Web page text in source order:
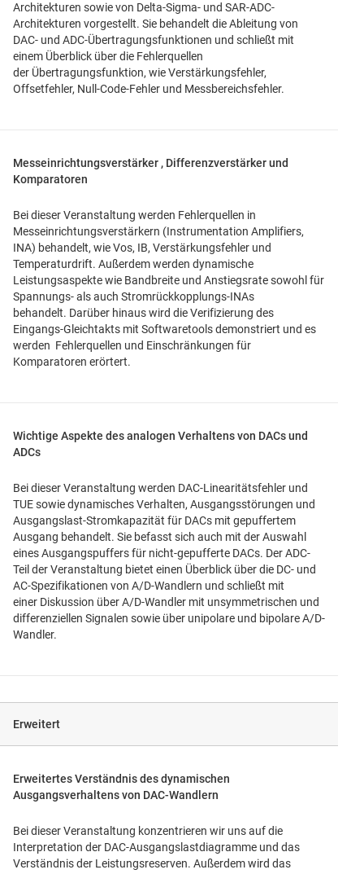
Architekturen sowie von Delta-Sigma- und SAR-ADC-
Architekturen vorgestellt. Sie behandelt die Ableitung von
DAC- und ADC-Übertragungsfunktionen und schließt mit
einem Überblick über die Fehlerquellen
der Übertragungsfunktion, wie Verstärkungsfehler,
Offsetfehler, Null-Code-Fehler und Messbereichsfehler.
Messeinrichtungsverstärker , Differenzverstärker und
Komparatoren
Bei dieser Veranstaltung werden Fehlerquellen in
Messeinrichtungsverstärkern (Instrumentation Amplifiers,
INA) behandelt, wie Vos, IB, Verstärkungsfehler und
Temperaturdrift. Außerdem werden dynamische
Leistungsaspekte wie Bandbreite und Anstiegsrate sowohl für
Spannungs- als auch Stromrückkopplungs-INAs
behandelt. Darüber hinaus wird die Verifizierung des
Eingangs-Gleichtakts mit Softwaretools demonstriert und es
werden Fehlerquellen und Einschränkungen für
Komparatoren erörtert.
Wichtige Aspekte des analogen Verhaltens von DACs und
ADCs
Bei dieser Veranstaltung werden DAC-Linearitätsfehler und
TUE sowie dynamisches Verhalten, Ausgangsstörungen und
Ausgangslast-Stromkapazität für DACs mit gepuffertem
Ausgang behandelt. Sie befasst sich auch mit der Auswahl
eines Ausgangspuffers für nicht-gepufferte DACs. Der ADC-
Teil der Veranstaltung bietet einen Überblick über die DC- und
AC-Spezifikationen von A/D-Wandlern und schließt mit
einer Diskussion über A/D-Wandler mit unsymmetrischen und
differenziellen Signalen sowie über unipolare und bipolare A/D-
Wandler.
Erweitert
Erweitertes Verständnis des dynamischen
Ausgangsverhaltens von DAC-Wandlern
Bei dieser Veranstaltung konzentrieren wir uns auf die
Interpretation der DAC-Ausgangslastdiagramme und das
Verständnis der Leistungsreserven. Außerdem wird das